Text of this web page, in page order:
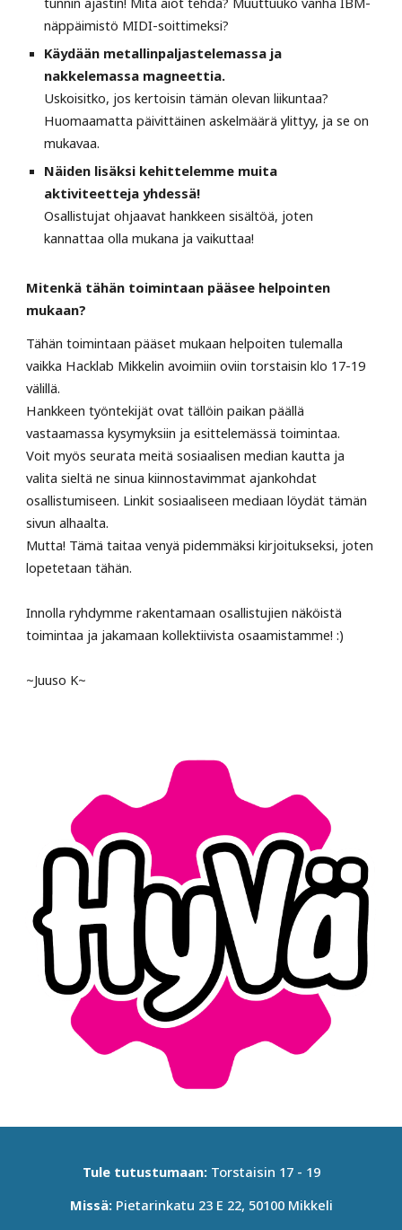
näppäimistö MIDI-soittimeksi?
Käydään metallinpaljastelemassa ja
nakkelemassa magneettia.
Uskoisitko, jos kertoisin tämän olevan liikuntaa?
Huomaamatta päivittäinen askelmäärä ylittyy, ja se on
mukavaa.
Näiden lisäksi kehittelemme muita
aktiviteetteja yhdessä!
Osallistujat ohjaavat hankkeen sisältöä, joten
kannattaa olla mukana ja vaikuttaa!
Mitenkä tähän toimintaan pääsee helpointen
mukaan?
Tähän toimintaan pääset mukaan helpoiten tulemalla
vaikka Hacklab Mikkelin avoimiin oviin torstaisin klo 17-19
välillä.
Hankkeen työntekijät ovat tällöin paikan päällä
vastaamassa kysymyksiin ja esittelemässä toimintaa.
Voit myös seurata meitä sosiaalisen median kautta ja
valita sieltä ne sinua kiinnostavimmat ajankohdat
osallistumiseen. Linkit sosiaaliseen mediaan löydät tämän
sivun alhaalta.
Mutta! Tämä taitaa venyä pidemmäksi kirjoitukseksi, joten
lopetetaan tähän.
Innolla ryhdymme rakentamaan osallistujien näköistä
toimintaa ja jakamaan kollektiivista osaamistamme! :)
~Juuso K~
Tule tutustumaan:Torstaisin 17 - 19
Missä:Pietarinkatu 23 E 22, 50100 Mikkeli